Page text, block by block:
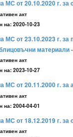
от 20.10.2020 г. за
акт
на: 2020-10-23
от 23.10.2023 г. за
акт
на: 2023-10-27
от 20.11.2000 г. за
акт
на: 2004-04-01
от 18.12.2019 г. за
акт